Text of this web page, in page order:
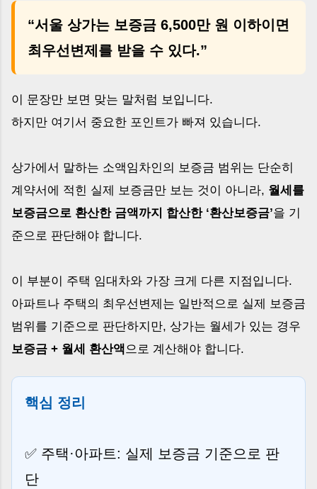
“서울 상가는 보증금 6,500만 원 이하이면
최우선변제를 받을 수 있다.”
이 문장만 보면 맞는 말처럼 보입니다.
하지만 여기서 중요한 포인트가 빠져 있습니다.
상가에서 말하는 소액임차인의 보증금 범위는 단순히
계약서에 적힌 실제 보증금만 보는 것이 아니라, 월세를
보증금으로 환산한 금액까지 합산한 ‘환산보증금’을 기
준으로 판단해야 합니다.
이 부분이 주택 임대차와 가장 크게 다른 지점입니다.
아파트나 주택의 최우선변제는 일반적으로 실제 보증금
범위를 기준으로 판단하지만, 상가는 월세가 있는 경우
보증금 + 월세 환산액으로 계산해야 합니다.
핵심 정리
✅ 주택·아파트: 실제 보증금 기준으로 판
단